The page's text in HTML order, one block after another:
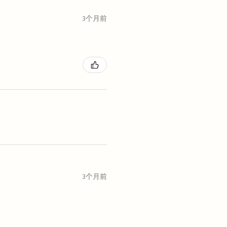
3个月前
3个月前